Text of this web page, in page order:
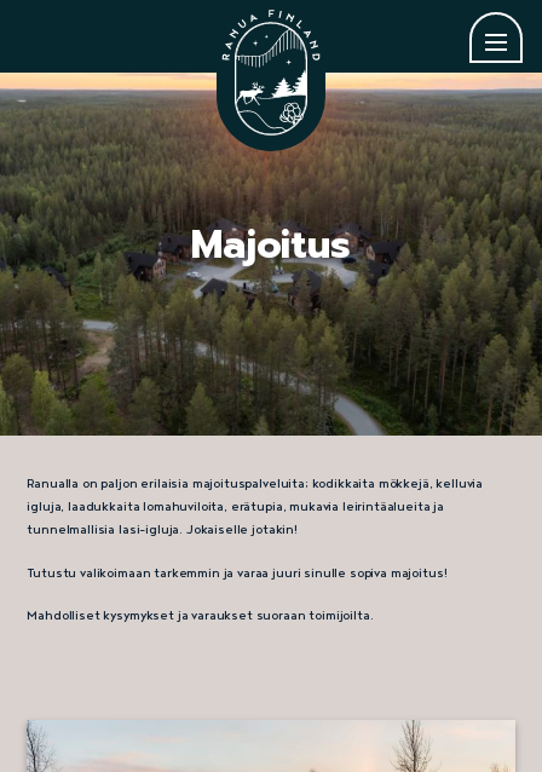
Majoitus
Ranualla on paljon erilaisia majoituspalveluita; kodikkaita mökkejä, kelluvia
igluja, laadukkaita lomahuviloita, erätupia, mukavia leirintäalueita ja
tunnelmallisia lasi-igluja. Jokaiselle jotakin!
Tutustu valikoimaan tarkemmin ja varaa juuri sinulle sopiva majoitus!
Mahdolliset kysymykset ja varaukset suoraan toimijoilta.